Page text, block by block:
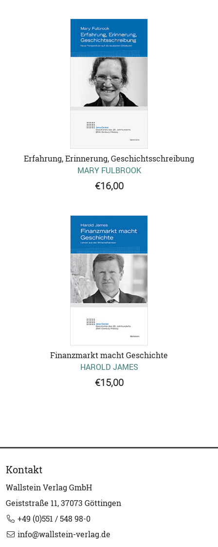
Erfahrung, Erinnerung, Geschichtsschreibung
MARY FULBROOK
€16,00
Finanzmarkt macht Geschichte
HAROLD JAMES
€15,00
Kontakt
Wallstein Verlag GmbH
Geiststraße 11, 37073 Göttingen
+49 (0)551 / 548 98-0
info@wallstein-verlag.de